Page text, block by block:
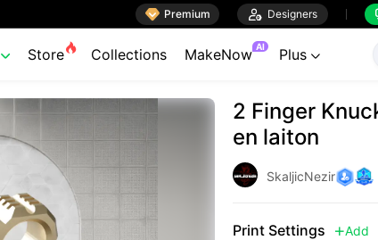
 Premium  Designers
 Store Collections MakeNow AI Plus 
2 Finger
en laiton
SkaljicNezir
Print Settings Add